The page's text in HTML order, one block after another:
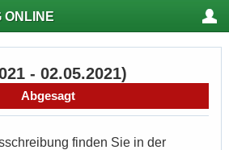
ONLINE
- 02.05.2021)
Abgesagt
finden Sie in der